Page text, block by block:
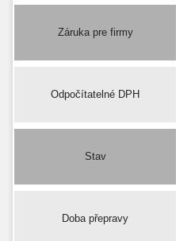
Záruka pre firmy
Odpočítatelné DPH
Stav
Doba přepravy